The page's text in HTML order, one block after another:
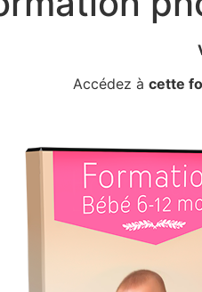
Accédez à cette